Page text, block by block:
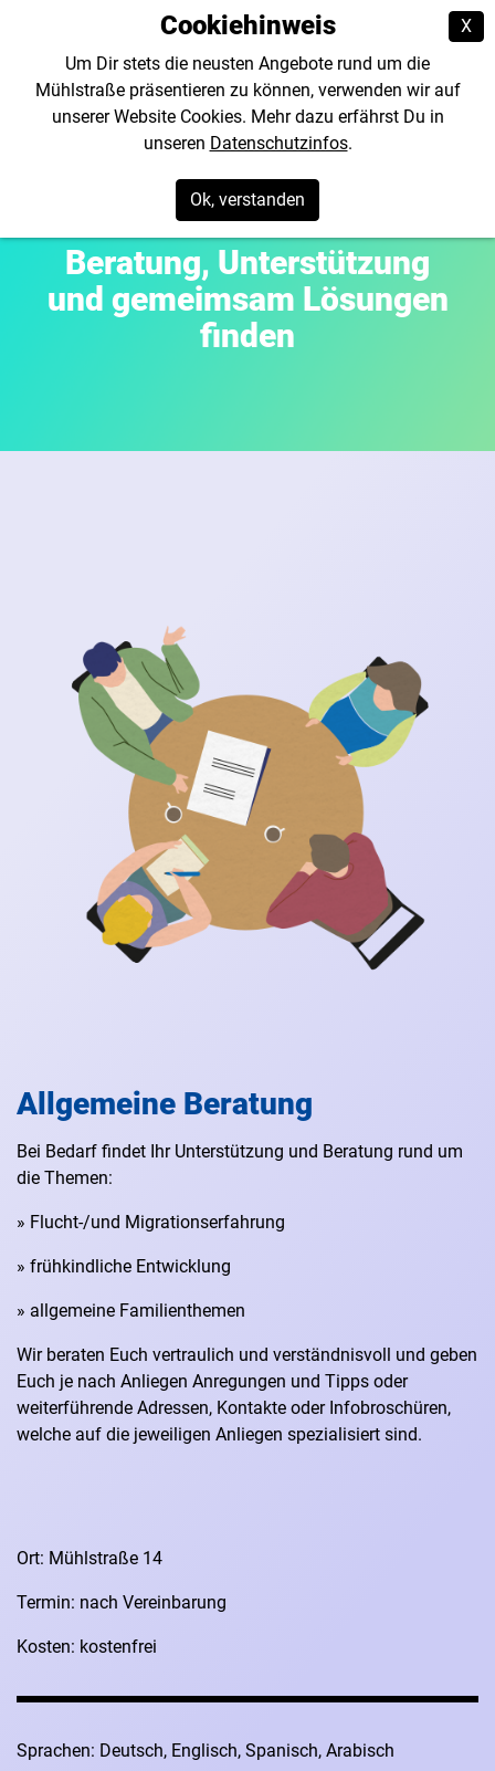
Cookiehinweis
Um Dir stets die neusten Angebote rund um die
Mühlstraße präsentieren zu können, verwenden wir auf
unserer Website Cookies. Mehr dazu erfährst Du in
unseren Datenschutzinfos.
Ok, verstanden
X
Beratung, Unterstützung
und gemeimsam Lösungen
finden
Allgemeine Beratung
Bei Bedarf findet Ihr Unterstützung und Beratung rund um
die Themen:
» Flucht-/und Migrationserfahrung
» frühkindliche Entwicklung
» allgemeine Familienthemen
Wir beraten Euch vertraulich und verständnisvoll und geben
Euch je nach Anliegen Anregungen und Tipps oder
weiterführende Adressen, Kontakte oder Infobroschüren,
welche auf die jeweiligen Anliegen spezialisiert sind.
Ort: Mühlstraße 14
Termin: nach Vereinbarung
Kosten: kostenfrei
Sprachen: Deutsch, Englisch, Spanisch, Arabisch